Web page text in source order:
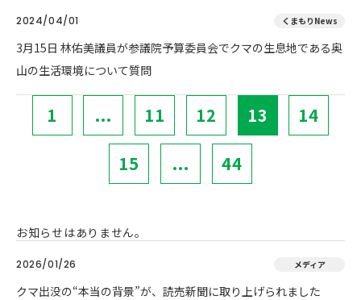
2024/04/01 くまもりNews
3月15日 林佑美議員が参議院予算委員会でクマの生息地である奥
山の生活環境について質問
1 ... 11 12 13 14
15 ... 44
お知らせはありません。
2026/01/26 メディア
クマ出没の“本当の背景”が、読売新聞に取り上げられました